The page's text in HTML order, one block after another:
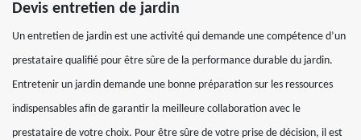
Devis entretien de jardin
Un entretien de jardin est une activité qui demande une compétence d’un
prestataire qualifié pour être sûre de la performance durable du jardin.
Entretenir un jardin demande une bonne préparation sur les ressources
indispensables afin de garantir la meilleure collaboration avec le
prestataire de votre choix. Pour être sûre de votre prise de décision, il est